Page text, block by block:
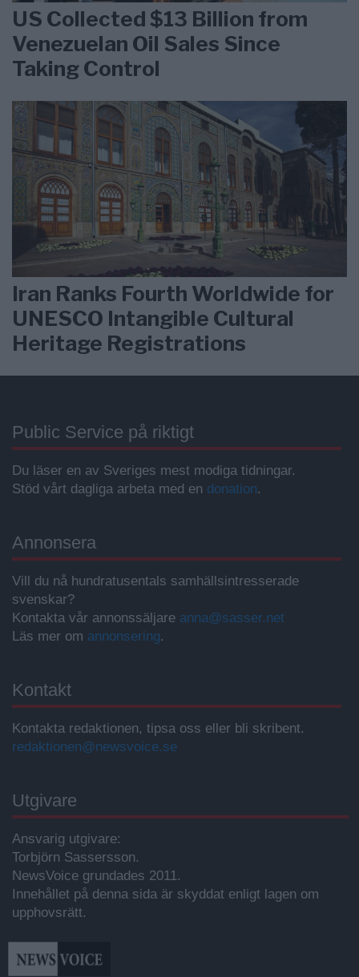
US Collected $13 Billion from
Venezuelan Oil Sales Since
Taking Control
Iran Ranks Fourth Worldwide for
UNESCO Intangible Cultural
Heritage Registrations
Public Service på riktigt
Du läser en av Sveriges mest modiga tidningar.
Stöd vårt dagliga arbeta med en donation.
Annonsera
Vill du nå hundratusentals samhällsintresserade
svenskar?
Kontakta vår annonssäljare anna@sasser.net
Läs mer om annonsering.
Kontakt
Kontakta redaktionen, tipsa oss eller bli skribent.
redaktionen@newsvoice.se
Utgivare
Ansvarig utgivare:
Torbjörn Sassersson.
NewsVoice grundades 2011.
Innehållet på denna sida är skyddat enligt lagen om
upphovsrätt.